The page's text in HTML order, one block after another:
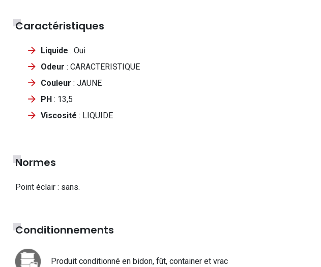
Caractéristiques
Liquide : Oui
Odeur : CARACTERISTIQUE
Couleur : JAUNE
PH : 13,5
Viscosité : LIQUIDE
Normes
Point éclair : sans.
Conditionnements
Produit conditionné en bidon, fût, container et vrac